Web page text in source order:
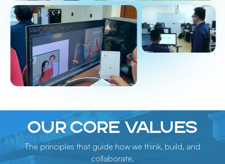
OUR CORE VALUES
The principles that guide how we think, build, and
collaborate.